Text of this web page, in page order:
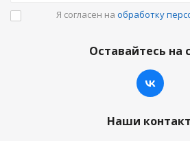
Я согласен на обработку
Оставайтесь на
Наши